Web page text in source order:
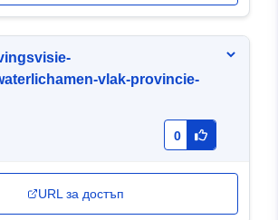
vlak-provincie-
0
URL за достъп